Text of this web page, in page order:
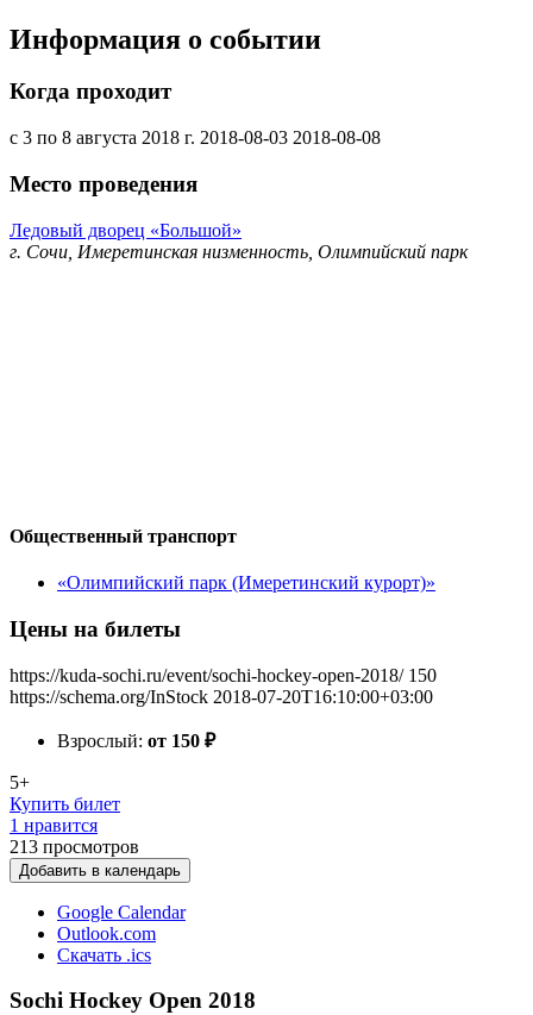
Информация о событии
Когда проходит
с 3 по 8 августа 2018 г. 2018-08-03 2018-08-08
Место проведения
Ледовый дворец «Большой»
г. Сочи, Имеретинская низменность, Олимпийский парк
Общественный транспорт
«Олимпийский парк (Имеретинский курорт)»
Цены на билеты
https://kuda-sochi.ru/event/sochi-hockey-open-2018/ 150
https://schema.org/InStock 2018-07-20T16:10:00+03:00
Взрослый: от 150 ₽
5+
Купить билет
1 нравится
213 просмотров
Добавить в календарь
Google Calendar
Outlook.com
Скачать .ics
Sochi Hockey Open 2018